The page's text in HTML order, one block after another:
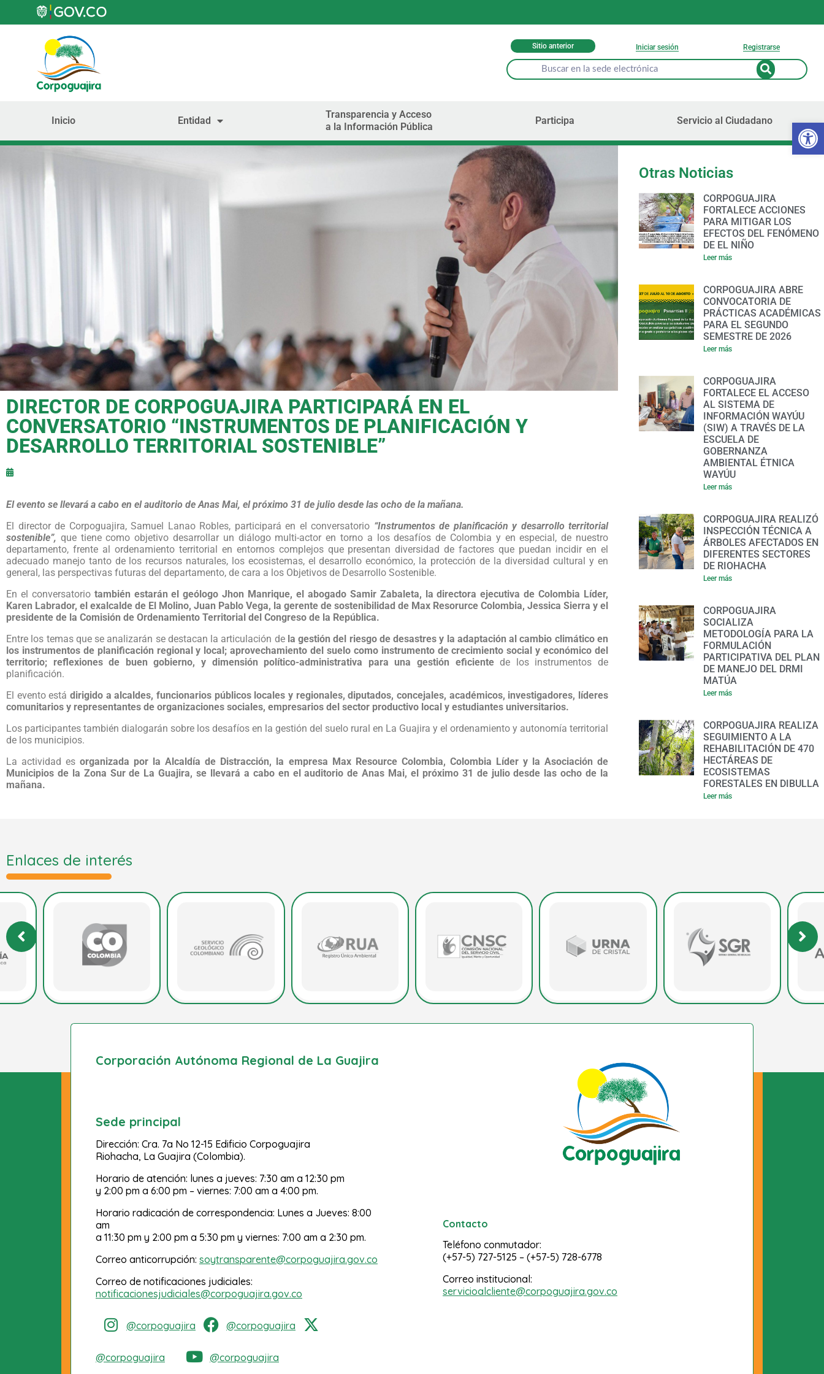
Sitio anterior Iniciar sesión Registrarse
Inicio Entidad
Transparencia y Acceso
a la Información Pública
Participa Servicio al Ciudadano
DIRECTOR DE CORPOGUAJIRA PARTICIPARÁ EN EL
CONVERSATORIO “INSTRUMENTOS DE PLANIFICACIÓN Y
DESARROLLO TERRITORIAL SOSTENIBLE”
El evento se llevará a cabo en el auditorio de Anas Mai, el próximo 31 de julio desde las ocho de la mañana.
El director de Corpoguajira, Samuel Lanao Robles, participará en el conversatorio “Instrumentos de planificación y desarrollo territorial
sostenible”, que tiene como objetivo desarrollar un diálogo multi-actor en torno a los desafíos de Colombia y en especial, de nuestro
departamento, frente al ordenamiento territorial en entornos complejos que presentan diversidad de factores que puedan incidir en el
adecuado manejo tanto de los recursos naturales, los ecosistemas, el desarrollo económico, la protección de la diversidad cultural y en
general, las perspectivas futuras del departamento, de cara a los Objetivos de Desarrollo Sostenible.
En el conversatorio también estarán el geólogo Jhon Manrique, el abogado Samir Zabaleta, la directora ejecutiva de Colombia Líder,
Karen Labrador, el exalcalde de El Molino, Juan Pablo Vega, la gerente de sostenibilidad de Max Resorurce Colombia, Jessica Sierra y el
presidente de la Comisión de Ordenamiento Territorial del Congreso de la República.
Entre los temas que se analizarán se destacan la articulación de la gestión del riesgo de desastres y la adaptación al cambio climático en
los instrumentos de planificación regional y local; aprovechamiento del suelo como instrumento de crecimiento social y económico del
territorio; reflexiones de buen gobierno, y dimensión político-administrativa para una gestión eficientede los instrumentos de
planificación.
El evento está dirigido a alcaldes, funcionarios públicos locales y regionales, diputados, concejales, académicos, investigadores, líderes
comunitarios y representantes de organizaciones sociales, empresarios del sector productivo local y estudiantes universitarios.
Los participantes también dialogarán sobre los desafíos en la gestión del suelo rural en La Guajira y el ordenamiento y autonomía territorial
de los municipios.
La actividad esorganizada por la Alcaldía de Distracción, la empresa Max Resource Colombia, Colombia Líder y la Asociación de
Municipios de la Zona Sur de La Guajira, se llevará a cabo en el auditorio de Anas Mai, el próximo 31 de julio desde las ocho de la
mañana.
Otras Noticias
CORPOGUAJIRA
FORTALECE ACCIONES
PARA MITIGAR LOS
EFECTOS DEL FENÓMENO
DE EL NIÑO
Leer más
CORPOGUAJIRA ABRE
CONVOCATORIA DE
PRÁCTICAS ACADÉMICAS
PARA EL SEGUNDO
SEMESTRE DE 2026
Leer más
CORPOGUAJIRA
FORTALECE EL ACCESO
AL SISTEMA DE
INFORMACIÓN WAYÚU
(SIW) A TRAVÉS DE LA
ESCUELA DE
GOBERNANZA
AMBIENTAL ÉTNICA
WAYÚU
Leer más
CORPOGUAJIRA REALIZÓ
INSPECCIÓN TÉCNICA A
ÁRBOLES AFECTADOS EN
DIFERENTES SECTORES
DE RIOHACHA
Leer más
CORPOGUAJIRA
SOCIALIZA
METODOLOGÍA PARA LA
FORMULACIÓN
PARTICIPATIVA DEL PLAN
DE MANEJO DEL DRMI
MATÚA
Leer más
CORPOGUAJIRA REALIZA
SEGUIMIENTO A LA
REHABILITACIÓN DE 470
HECTÁREAS DE
ECOSISTEMAS
FORESTALES EN DIBULLA
Leer más
Enlaces de interés
Corporación Autónoma Regional de La Guajira
Sede principal
Dirección: Cra. 7a No 12-15 Edificio Corpoguajira
Riohacha, La Guajira (Colombia).
Horario de atención: lunes a jueves: 7:30 am a 12:30 pm
y 2:00 pm a 6:00 pm – viernes: 7:00 am a 4:00 pm.
Horario radicación de correspondencia: Lunes a Jueves: 8:00
am
a 11:30 pm y 2:00 pm a 5:30 pm y viernes: 7:00 am a 2:30 pm.
Correo anticorrupción: soytransparente@corpoguajira.gov.co
Correo de notificaciones judiciales:
notificacionesjudiciales@corpoguajira.gov.co
@corpoguajira @corpoguajira
@corpoguajira @corpoguajira
Contacto
Teléfono conmutador:
(+57-5) 727-5125 – (+57-5) 728-6778
Correo institucional:
servicioalcliente@corpoguajira.gov.co